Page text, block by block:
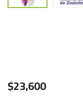
$23,600